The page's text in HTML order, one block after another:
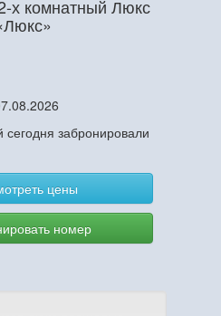
х комнатный Люкс
сегодня забронировали
цены
номер